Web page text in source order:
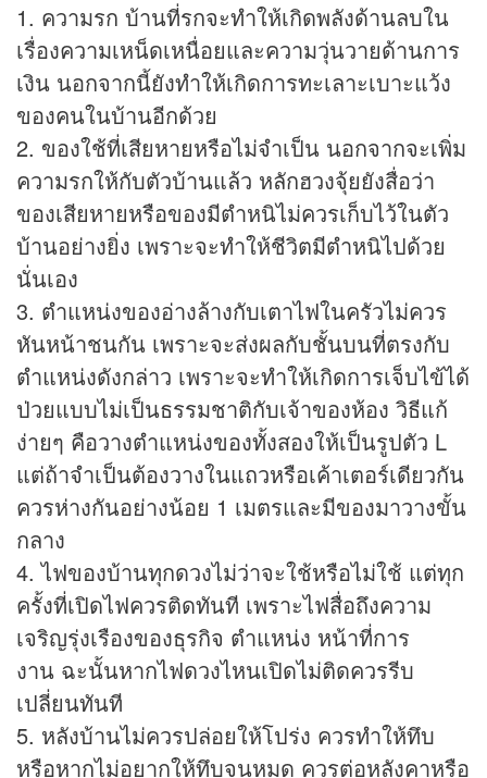
1. ความรก บ้านที่รกจะทำให้เกิดพลังด้านลบใน
เรื่องความเหน็ดเหนื่อยและความวุ่นวายด้านการ
เงิน นอกจากนี้ยังทำให้เกิดการทะเลาะเบาะแว้ง
ของคนในบ้านอีกด้วย
2. ของใช้ที่เสียหายหรือไม่จำเป็น นอกจากจะเพิ่ม
ความรกให้กับตัวบ้านแล้ว หลักฮวงจุ้ยยังสื่อว่า
ของเสียหายหรือของมีตำหนิไม่ควรเก็บไว้ในตัว
บ้านอย่างยิ่ง เพราะจะทำให้ชีวิตมีตำหนิไปด้วย
นั่นเอง
3. ตำแหน่งของอ่างล้างกับเตาไฟในครัวไม่ควร
หันหน้าชนกัน เพราะจะส่งผลกับชั้นบนที่ตรงกับ
ตำแหน่งดังกล่าว เพราะจะทำให้เกิดการเจ็บไข้ได้
ป่วยแบบไม่เป็นธรรมชาติกับเจ้าของห้อง วิธีแก้
ง่ายๆ คือวางตำแหน่งของทั้งสองให้เป็นรูปตัว L
แต่ถ้าจำเป็นต้องวางในแถวหรือเค้าเตอร์เดียวกัน
ควรห่างกันอย่างน้อย 1 เมตรและมีของมาวางขั้น
กลาง
4. ไฟของบ้านทุกดวงไม่ว่าจะใช้หรือไม่ใช้ แต่ทุก
ครั้งที่เปิดไฟควรติดทันที เพราะไฟสื่อถึงความ
เจริญรุ่งเรืองของธุรกิจ ตำแหน่ง หน้าที่การ
งาน ฉะนั้นหากไฟดวงไหนเปิดไม่ติดควรรีบ
เปลี่ยนทันที
5. หลังบ้านไม่ควรปล่อยให้โปร่ง ควรทำให้ทึบ
หรือหากไม่อยากให้ทึบจนหมด ควรต่อหลังคาหรือ